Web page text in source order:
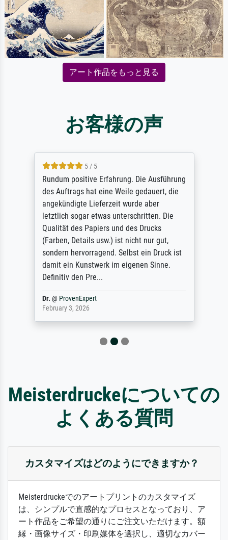
アート作品をもっと見る
お客様の声
5 / 5
Rundum positive Erfahrung. Die Ausführung
des Auftrags hat eine Weile gedauert, die
angekündigte Lieferzeit wurde aber
letztlich sogar etwas unterschritten. Die
Qualität des Papiers und des Drucks
(Farben, Details usw.) ist nicht nur gut,
sondern hervorragend. Selbst ein Druck ist
damit ein Kunstwerk im eigenen Sinne.
Definitiv den Pre...
Dr. @ ProvenExpert
February 3, 2026
Meisterdruckeについての
よくある質問
カスタマイズはどのようにできますか？
Meisterdruckeでのアートプリントのカスタマイズ
は、シンプルで直感的なプロセスとなっており、ア
ート作品をご希望の通りにご注文いただけます。額
縁・画像サイズ・印刷媒体を選択し、適切なカバー